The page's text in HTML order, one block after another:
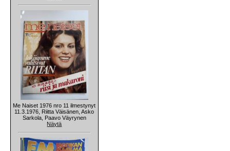
Me Naiset 1976 nro 11 ilmestynyt
11.3.1976, Riitta Väisänen, Asko
Sarkola, Paavo Väyrynen
Näytä